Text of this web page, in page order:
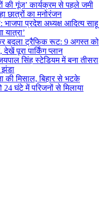
की गूंज’ कार्यक्रम से पहले जमी
छात्रों का मनोरंजन
भाजपा प्रदेश अध्यक्ष आदित्य साहू
यात्रा’
बदला ट्रैफिक रूट: 9 अगस्त को
देखें पूरा पार्किंग प्लान
सिंह स्टेडियम में बना तीसरा
की मिसाल, बिहार से भटके
घंटे में परिजनों से मिलाया